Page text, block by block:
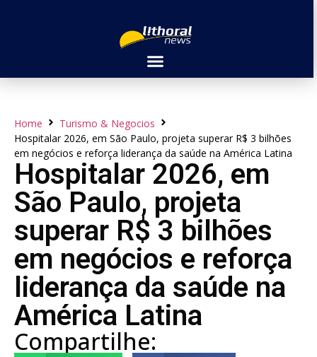
Home
Turismo & Negocios
Hospitalar 2026, em São Paulo, projeta superar R$ 3 bilhões
em negócios e reforça liderança da saúde na América Latina
Hospitalar 2026, em
São Paulo, projeta
superar R$ 3 bilhões
em negócios e reforça
liderança da saúde na
América Latina
Compartilhe: